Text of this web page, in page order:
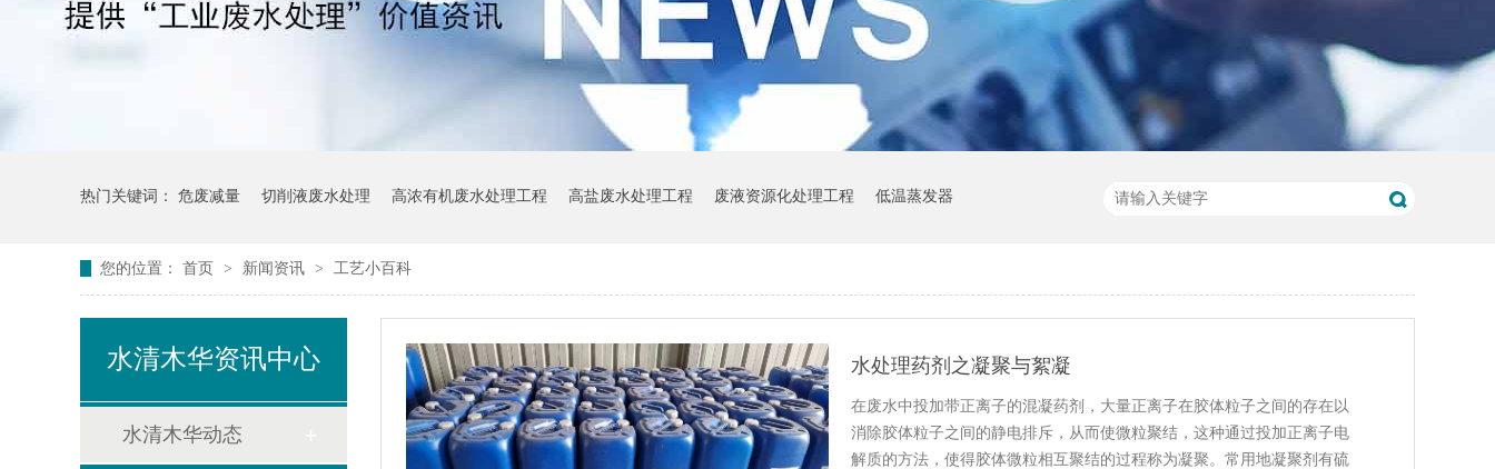
热门关键词： 危废减量 切削液废水处理 高浓有机废水处理工程 高盐废水处理工程 废液资源化处理工程 低温蒸发器
您的位置： 首页 > 新闻资讯 > 工艺小百科
水清木华资讯中心
水清木华动态
水处理药剂之凝聚与絮凝
在废水中投加带正离子的混凝药剂，大量正离子在胶体粒子之间的存在以
消除胶体粒子之间的静电排斥，从而使微粒聚结，这种通过投加正离子电
解质的方法，使得胶体微粒相互聚结的过程称为凝聚。常用地凝聚剂有硫